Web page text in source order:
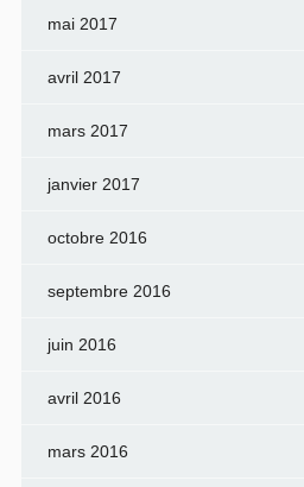
mai 2017
avril 2017
mars 2017
janvier 2017
octobre 2016
septembre 2016
juin 2016
avril 2016
mars 2016